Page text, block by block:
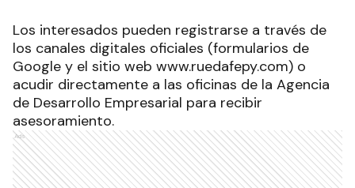
Los interesados pueden registrarse a través de
los canales digitales oficiales (formularios de
Google y el sitio web www.ruedafepy.com) o
acudir directamente a las oficinas de la Agencia
de Desarrollo Empresarial para recibir
asesoramiento.
Ads